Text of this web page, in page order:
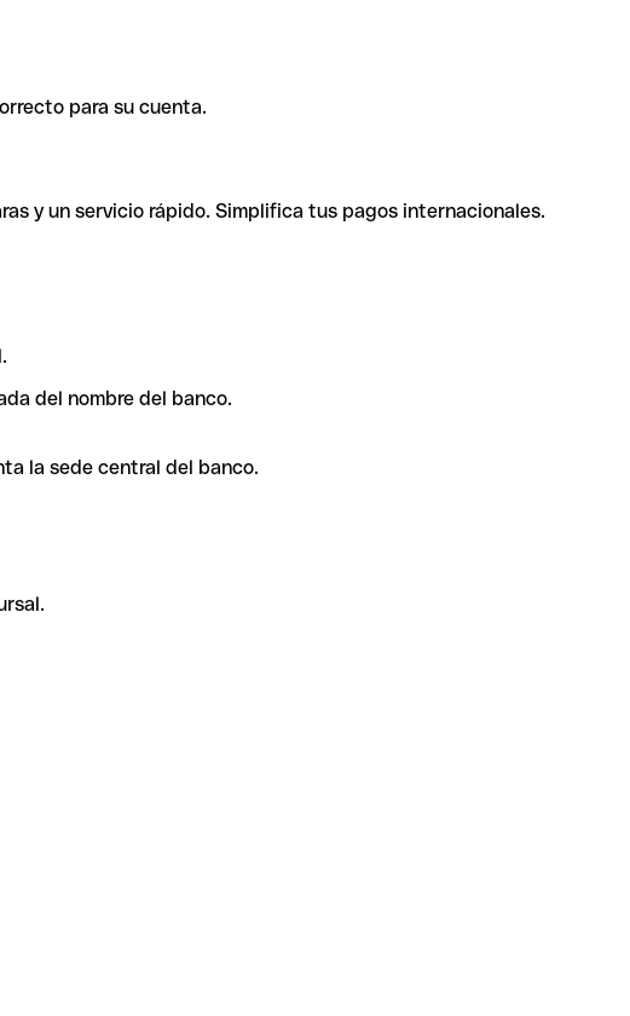
para su cuenta.
y un servicio rápido. Simplifica tus pagos internacionales.
del nombre del banco.
la sede central del banco.